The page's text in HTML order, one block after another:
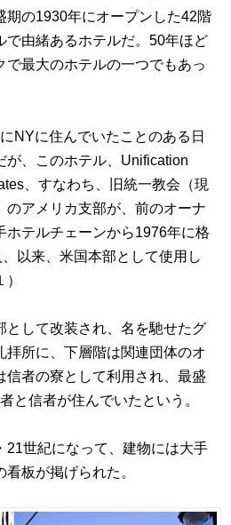
期の1930年にオープンした42階
で由緒あるホテルだ。50年ほど
で最大のホテルの一つでもあっ
NYに住んでいたことのある日
が、このホテル、Unification
、すなわち、旧統一教会（現
のアメリカ支部が、前のオーナ
ホテルチェーンから1976年に格
以来、米国本部として使用し
として改装され、名を馳せたグ
拝所に、下層階は関連団体のオ
信者の寮として利用され、最盛
と信者が住んでいたという。
21世紀になって、建物には大手
板が掲げられた。